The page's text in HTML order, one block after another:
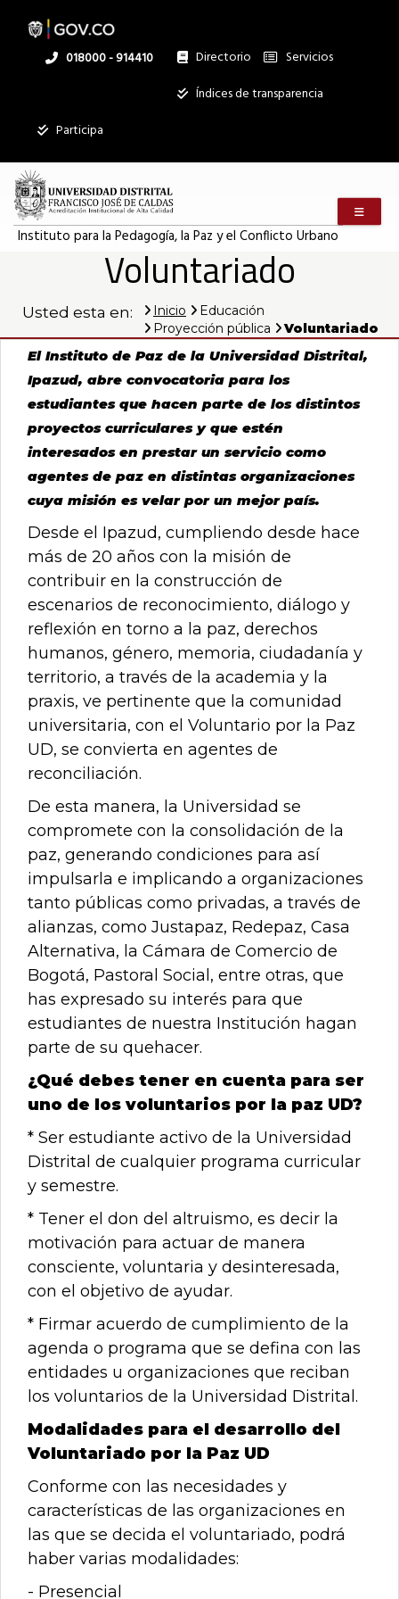
contenido
Linea
018000 - 914410 Directorio
Institucional
Servicios
Índices de transparencia
Participa
Instituto para la Pedagogía, la Paz y el Conflicto Urbano
Voluntariado
registros
Buscar:
Servicios
registros
registros
Anterior
Siguiente
Usted esta en: Inicio
Educación
Proyección pública
Voluntariado
El Instituto de Paz de la Universidad Distrital,
Ipazud, abre convocatoria para los
estudiantes que hacen parte de los distintos
proyectos curriculares y que estén
interesados en prestar un servicio como
agentes de paz en distintas organizaciones
cuya misión es velar por un mejor país.
Desde el Ipazud, cumpliendo desde hace
más de 20 años con la misión de
contribuir en la construcción de
escenarios de reconocimiento, diálogo y
reflexión en torno a la paz, derechos
humanos, género, memoria, ciudadanía y
territorio, a través de la academia y la
praxis, ve pertinente que la comunidad
universitaria, con el Voluntario por la Paz
UD, se convierta en agentes de
reconciliación.
De esta manera, la Universidad se
compromete con la consolidación de la
paz, generando condiciones para así
impulsarla e implicando a organizaciones
tanto públicas como privadas, a través de
alianzas, como Justapaz, Redepaz, Casa
Alternativa, la Cámara de Comercio de
Bogotá, Pastoral Social, entre otras, que
has expresado su interés para que
estudiantes de nuestra Institución hagan
parte de su quehacer.
¿Qué debes tener en cuenta para ser
uno de los voluntarios por la paz UD?
* Ser estudiante activo de la Universidad
Distrital de cualquier programa curricular
y semestre.
* Tener el don del altruismo, es decir la
motivación para actuar de manera
consciente, voluntaria y desinteresada,
con el objetivo de ayudar.
* Firmar acuerdo de cumplimiento de la
agenda o programa que se defina con las
entidades u organizaciones que reciban
los voluntarios de la Universidad Distrital.
Modalidades para el desarrollo del
Voluntariado por la Paz UD
Conforme con las necesidades y
características de las organizaciones en
las que se decida el voluntariado, podrá
haber varias modalidades:
- Presencial